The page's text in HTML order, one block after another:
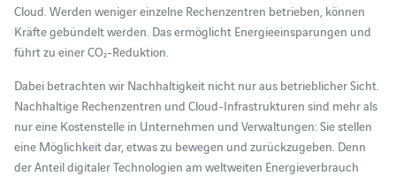
Cloud. Werden weniger einzelne Rechenzentren betrieben, können
Kräfte gebündelt werden. Das ermöglicht Energieeinsparungen und
führt zu einer CO₂-Reduktion.
Dabei betrachten wir Nachhaltigkeit nicht nur aus betrieblicher Sicht.
Nachhaltige Rechenzentren und Cloud-Infrastrukturen sind mehr als
nur eine Kostenstelle in Unternehmen und Verwaltungen: Sie stellen
eine Möglichkeit dar, etwas zu bewegen und zurückzugeben. Denn
der Anteil digitaler Technologien am weltweiten Energieverbrauch